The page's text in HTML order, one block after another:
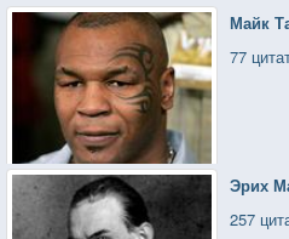
Майк
77
Эрих
257